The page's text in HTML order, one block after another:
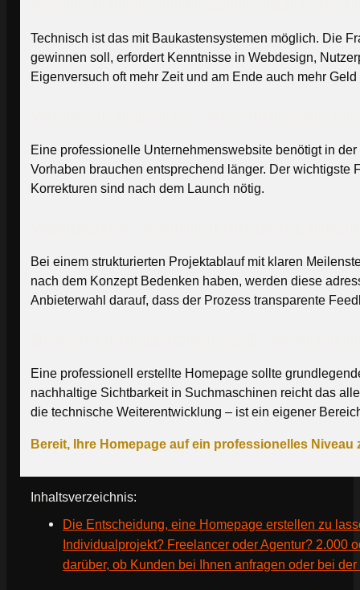
Technisch ist das mit Baukastensystemen möglich. Die
gewinnen soll, erfordert Kenntnisse in Webdesign,
Eigenversuch oft mehr Zeit und am Ende auch mehr
Eine professionelle Unternehmenswebsite benötigt in
Vorhaben brauchen entsprechend länger. Der
Korrekturen sind nach dem Launch nötig.
Bei einem strukturierten Projektablauf mit klaren
nach dem Konzept Bedenken haben, werden diese
Anbieterwahl darauf, dass der Prozess transparente
Eine professionell erstellte Homepage sollte
nachhaltige Sichtbarkeit in Suchmaschinen reicht das
die technische Weiterentwicklung – ist ein eigener
Bereit, Ihre Homepage auf ein professionelles
Inhaltsverzeichnis:
Die Entscheidung, eine Homepage erstellen zu
Individualprojekt? Freelancer oder Agentur? 2.000
darüber, ob Kunden bei Ihnen anfragen oder bei